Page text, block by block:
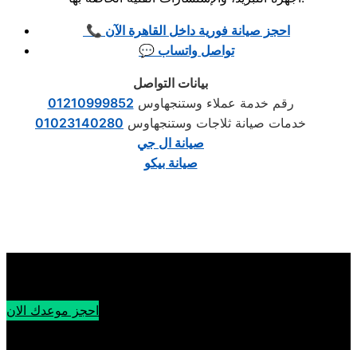
📞 احجز صيانة فورية داخل القاهرة الآن
💬 تواصل واتساب
بيانات التواصل
رقم خدمة عملاء وستنجهاوس 01210999852
خدمات صيانة ثلاجات وستنجهاوس 01023140280
صيانة ال جي
صيانة بيكو
احجز موعدك الان